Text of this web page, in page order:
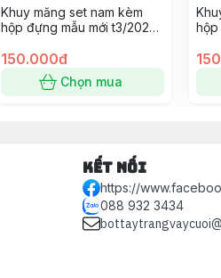
Khuy măng set nam kèm
hộp đựng mẫu mới t3/2024
150.000đ
Chọn mua
hộp
Kết nối
https://
088 932 3434